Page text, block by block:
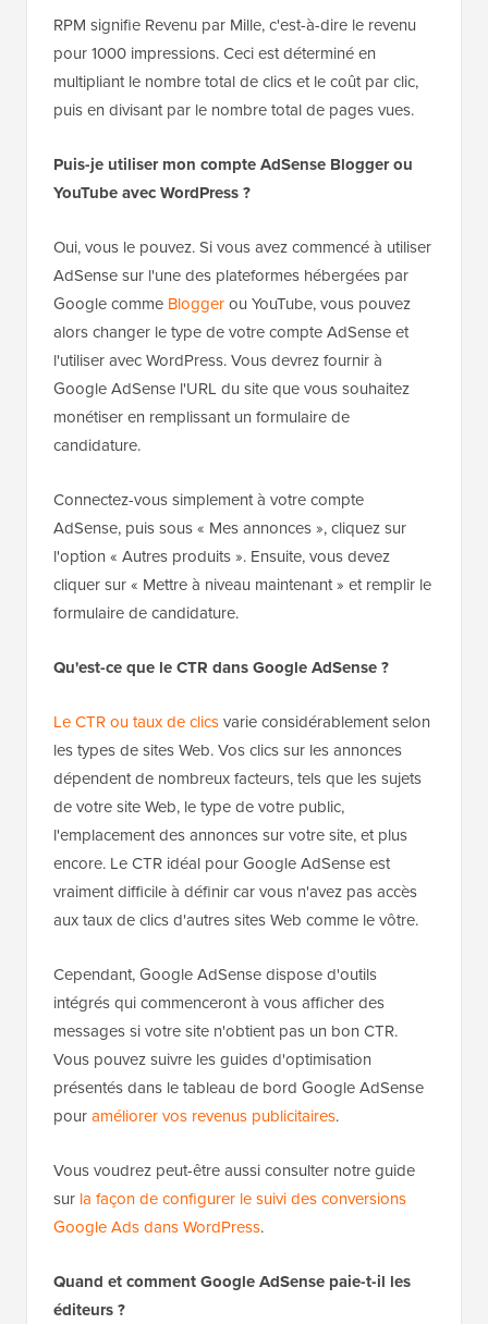
RPM signifie Revenu par Mille, c'est-à-dire le revenu
pour 1000 impressions. Ceci est déterminé en
multipliant le nombre total de clics et le coût par clic,
puis en divisant par le nombre total de pages vues.
Puis-je utiliser mon compte AdSense Blogger ou
YouTube avec WordPress ?
Oui, vous le pouvez. Si vous avez commencé à utiliser
AdSense sur l'une des plateformes hébergées par
Google comme Bloggerou YouTube, vous pouvez
alors changer le type de votre compte AdSense et
l'utiliser avec WordPress. Vous devrez fournir à
Google AdSense l'URL du site que vous souhaitez
monétiser en remplissant un formulaire de
candidature.
Connectez-vous simplement à votre compte
AdSense, puis sous « Mes annonces », cliquez sur
l'option « Autres produits ». Ensuite, vous devez
cliquer sur « Mettre à niveau maintenant » et remplir le
formulaire de candidature.
Qu'est-ce que le CTR dans Google AdSense ?
Le CTR ou taux de clicsvarie considérablement selon
les types de sites Web. Vos clics sur les annonces
dépendent de nombreux facteurs, tels que les sujets
de votre site Web, le type de votre public,
l'emplacement des annonces sur votre site, et plus
encore. Le CTR idéal pour Google AdSense est
vraiment difficile à définir car vous n'avez pas accès
aux taux de clics d'autres sites Web comme le vôtre.
Cependant, Google AdSense dispose d'outils
intégrés qui commenceront à vous afficher des
messages si votre site n'obtient pas un bon CTR.
Vous pouvez suivre les guides d'optimisation
présentés dans le tableau de bord Google AdSense
pouraméliorer vos revenus publicitaires.
Vous voudrez peut-être aussi consulter notre guide
sur la façon de configurer le suivi des conversions
Google Ads dans WordPress.
Quand et comment Google AdSense paie-t-il les
éditeurs ?